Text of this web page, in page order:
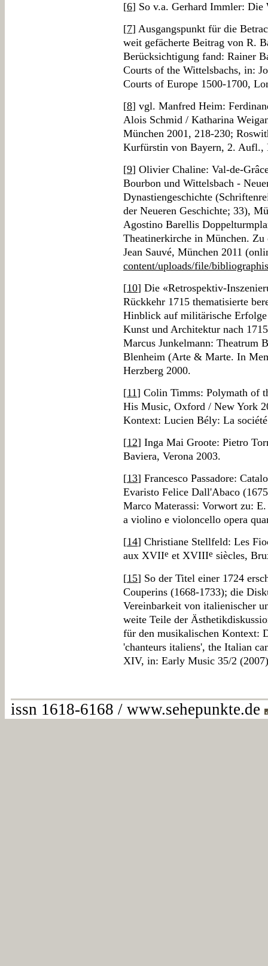
[6] So v.a. Gerhard Immler: Die
[7] Ausgangspunkt für die
weit gefächerte Beitrag von R.
Berücksichtigung fand: Rainer
Courts of the Wittelsbachs, in:
Courts of Europe 1500-1700,
[8] vgl. Manfred Heim:
Alois Schmid / Katharina
München 2001, 218-230;
Kurfürstin von Bayern, 2. Aufl.,
[9] Olivier Chaline: Val-de-
Bourbon und Wittelsbach -
Dynastiengeschichte
der Neueren Geschichte; 33),
Agostino Barellis
Theatinerkirche in München. Zu
Jean Sauvé, München 2011
content/uploads/file/
[10] Die «Retrospektiv-
Rückkehr 1715 thematisierte
Hinblick auf militärische
Kunst und Architektur nach
Marcus Junkelmann: Theatrum
Blenheim (Arte & Marte. In
Herzberg 2000.
[11] Colin Timms: Polymath of
His Music, Oxford / New York
Kontext: Lucien Bély: La
[12] Inga Mai Groote: Pietro
Baviera, Verona 2003.
[13] Francesco Passadore:
Evaristo Felice Dall'Abaco
Marco Materassi: Vorwort zu:
a violino e violoncello opera
[14] Christiane Stellfeld: Les
aux XVIIe et XVIIIe siècles,
[15] So der Titel einer 1724
Couperins (1668-1733); die
Vereinbarkeit von italienischer
weite Teile der
für den musikalischen Kontext:
'chanteurs italiens', the Italian
XIV, in: Early Music 35/2
issn 1618-6168 / www.sehepunkte.de